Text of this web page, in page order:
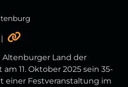
|
Altenburger Land der
11. Oktober 2025 sein 35-
einer Festveranstaltung im